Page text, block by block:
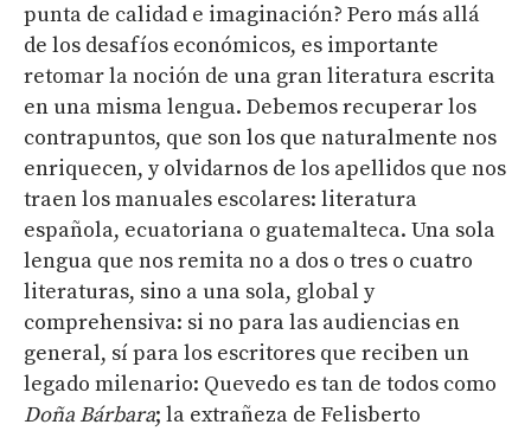
punta de calidad e imaginación? Pero más allá
de los desafíos económicos, es importante
retomar la noción de una gran literatura escrita
en una misma lengua. Debemos recuperar los
contrapuntos, que son los que naturalmente nos
enriquecen, y olvidarnos de los apellidos que nos
traen los manuales escolares: literatura
española, ecuatoriana o guatemalteca. Una sola
lengua que nos remita no a dos o tres o cuatro
literaturas, sino a una sola, global y
comprehensiva: si no para las audiencias en
general, sí para los escritores que reciben un
legado milenario: Quevedo es tan de todos como
Doña Bárbara; la extrañeza de Felisberto